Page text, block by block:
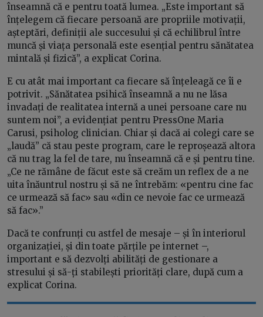
înseamnă că e pentru toată lumea. „Este important să
înțelegem că fiecare persoană are propriile motivații,
așteptări, definiții ale succesului și că echilibrul între
muncă și viața personală este esențial pentru sănătatea
mintală și fizică”, a explicat Corina.
E cu atât mai important ca fiecare să înțeleagă ce îi e
potrivit. „Sănătatea psihică înseamnă a nu ne lăsa
invadați de realitatea internă a unei persoane care nu
suntem noi”, a evidențiat pentru PressOne Maria
Carusi, psiholog clinician. Chiar și dacă ai colegi care se
„laudă” că stau peste program, care le reproșează altora
că nu trag la fel de tare, nu înseamnă că e și pentru tine.
„Ce ne rămâne de făcut este să creăm un reflex de a ne
uita înăuntrul nostru și să ne întrebăm: «pentru cine fac
ce urmează să fac» sau «din ce nevoie fac ce urmează
să fac».”
Dacă te confrunți cu astfel de mesaje – și în interiorul
organizației, și din toate părțile pe internet –,
important e să dezvolți abilități de gestionare a
stresului și să-ți stabilești priorități clare, după cum a
explicat Corina.